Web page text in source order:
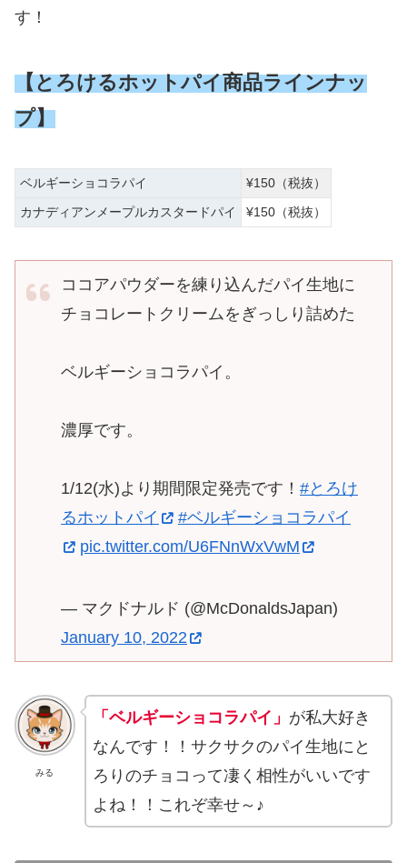
す！
【とろけるホットパイ商品ラインナッ
プ】
ベルギーショコラパイ
¥150（税抜）
カナディアンメープルカスタードパイ
¥150（税抜）
ココアパウダーを練り込んだパイ生地に
チョコレートクリームをぎっしり詰めた
ベルギーショコラパイ。
濃厚です。
1/12(水)より期間限定発売です！ #とろけ
るホットパイ
#ベルギーショコラパイ
pic.twitter.com/U6FNnWxVwM
— マクドナルド (@McDonaldsJapan)
January 10, 2022
みる
「ベルギーショコラパイ」 が私大好き
なんです！！サクサクのパイ生地にと
ろりのチョコって凄く相性がいいです
よね！！これぞ幸せ～♪